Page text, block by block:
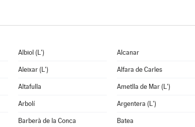
Albiol (L') Alcanar
Aleixar (L') Alfara de Carles
Altafulla Ametlla de Mar (L')
Arbolí Argentera (L')
Barberà de la Conca Batea